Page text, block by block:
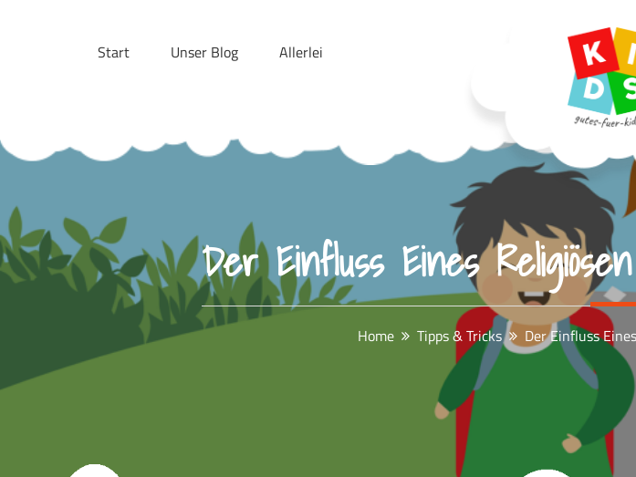
Start Unser Blog Allerlei
Gutes Für Kids
Der Einfluss Eines
Home Tipps & Tricks Der Einfluss